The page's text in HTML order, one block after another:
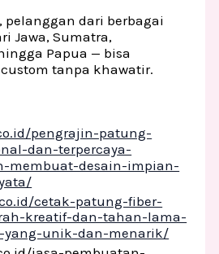
pelanggan dari berbagai
Jawa, Sumatra,
Papua — bisa
tanpa khawatir.
pengrajin-patung-
dan-terpercaya-
membuat-desain-impian-
cetak-patung-fiber-
kreatif-dan-tahan-lama-
yang-unik-dan-menarik/